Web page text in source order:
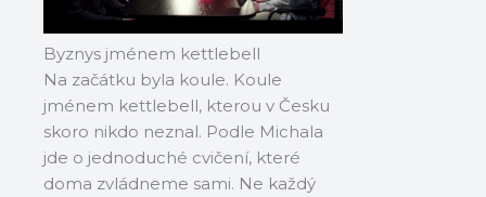
Byznys jménem kettlebell
Na začátku byla koule. Koule
jménem kettlebell, kterou v Česku
skoro nikdo neznal. Podle Michala
jde o jednoduché cvičení, které
doma zvládneme sami. Ne každý